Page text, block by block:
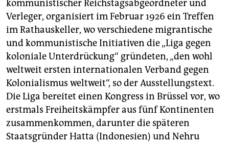
kommunistischer Reichstagsabgeordneter und
Verleger, organisiert im Februar 1926 ein Treffen
im Rathauskeller, wo verschiedene migrantische
und kommunistische Initiativen die „Liga gegen
koloniale Unterdrückung“ gründeten, „den wohl
weltweit ersten internationalen Verband gegen
Kolonialismus weltweit“, so der Ausstellungstext.
Die Liga bereitet einen Kongress in Brüssel vor, wo
erstmals Freiheitskämpfer aus fünf Kontinenten
zusammenkommen, darunter die späteren
Staatsgründer Hatta (Indonesien) und Nehru